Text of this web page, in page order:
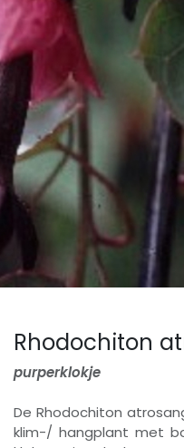
Rhodochiton
purperklokje
De Rhodochiton
klim-/ hangplant met